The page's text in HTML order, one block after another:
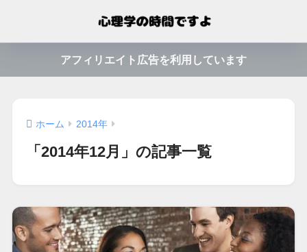
アフィリエイト広告を利用しています
ホーム 2014年
「2014年12月」の記事一覧